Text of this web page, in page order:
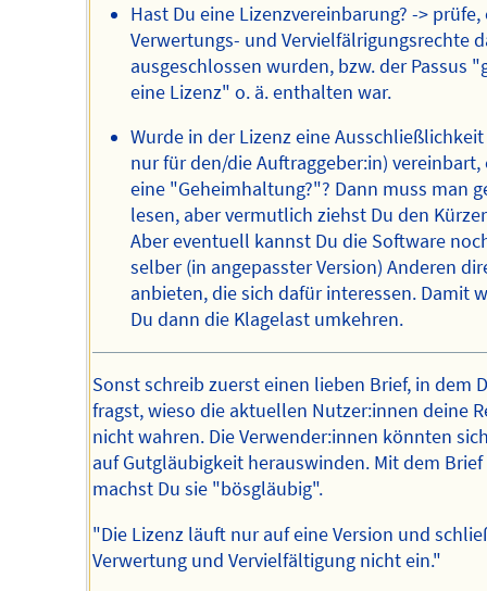
Hast Du eine Lizenzvereinbarung? -> prüfe,
Verwertungs- und Vervielfälrigungsrechte
ausgeschlossen wurden, bzw. der Passus
eine Lizenz" o. ä. enthalten war.
Wurde in der Lizenz eine
nur für den/die Auftraggeber:in) vereinbart,
eine "Geheimhaltung?"? Dann muss man
lesen, aber vermutlich ziehst Du den
Aber eventuell kannst Du die Software
selber (in angepasster Version) Anderen
anbieten, die sich dafür interessen. Damit
Du dann die Klagelast umkehren.
Sonst schreib zuerst einen lieben Brief, in dem
fragst, wieso die aktuellen Nutzer:innen deine
nicht wahren. Die Verwender:innen könnten
auf Gutgläubigkeit herauswinden. Mit dem Brief
machst Du sie "bösgläubig".
"Die Lizenz läuft nur auf eine Version und
Verwertung und Vervielfältigung nicht ein."